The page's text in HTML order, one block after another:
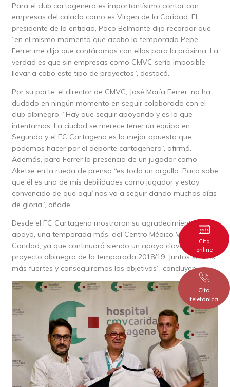
Para el club cartagenero es importantísimo contar con
empresas del calado como es Virgen de la Caridad. El
presidente de la entidad, Paco Belmonte dijo recordar que
“en el mismo momento que acabo la temporada Pepe
Ferrer me dijo que contáramos con ellos para la próxima. La
verdad es que sin empresas como CMVC sería imposible
llevar a cabo este tipo de proyectos”, destacó.
Por su parte, el director de CMVC, José María Ferrer, no ha
dudado en ningún momento en seguir colaborado con el
club albinegro. “Hay que seguir apoyando y es lo que
intentamos. La ciudad se merece tener un equipo en
Segunda y el FC Cartagena es la mejor apuesta que
podemos hacer por el deporte cartagenero”, afirmó.
Además, para Ferrer la presencia de un jugador como
Aketxe en la rueda de prensa “es todo un orgullo. Paco sabe
que él es una de mis debilidades como jugador y estoy
convencido de que aquí nos va a seguir dando muchos días
de gloria”, añade.
Desde el FC Cartagena mostraron su agradecimiento del
apoyo, una temporada más, del Centro Médico Virgen de la
Caridad, ya que continuará siendo un apoyo clave para el
proyecto albinegro de la temporada 2018/19. Juntos somos
más fuertes y conseguiremos los objetivos”, concluyen.
Cita
online
Cita
telefónica